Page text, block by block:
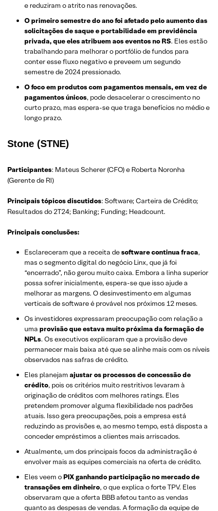
e reduziram o atrito nas renovações.
O primeiro semestre do ano foi afetado pelo aumento das
solicitações de saque e portabilidade em previdência
privada, que eles atribuem aos eventos no RS. Eles estão
trabalhando para melhorar o portfólio de fundos para
conter esse fluxo negativo e preveem um segundo
semestre de 2024 pressionado.
O foco em produtos com pagamentos mensais, em vez de
pagamentos únicos, pode desacelerar o crescimento no
curto prazo, mas espera-se que traga benefícios no médio e
longo prazo.
Stone (STNE)
Participantes: Mateus Scherer (CFO) e Roberta Noronha
(Gerente de RI)
Principais tópicos discutidos: Software; Carteira de Crédito;
Resultados do 2T24; Banking; Funding; Headcount.
Principais conclusões:
Esclareceram que a receita desoftware continua fraca,
mas o segmento digital do negócio Linx, que já foi
“encerrado”, não gerou muito caixa. Embora a linha superior
possa sofrer inicialmente, espera-se que isso ajude a
melhorar as margens. O desinvestimento em algumas
verticais de software é provável nos próximos 12 meses.
Os investidores expressaram preocupação com relação a
uma provisão que estava muito próxima da formação de
NPLs. Os executivos explicaram que a provisão deve
permanecer mais baixa até que se alinhe mais com os níveis
observados nas safras de crédito.
Eles planejam ajustar os processos de concessão de
crédito, pois os critérios muito restritivos levaram à
originação de créditos com melhores ratings. Eles
pretendem promover alguma flexibilidade nos padrões
atuais. Isso gera preocupações, pois a empresa está
reduzindo as provisões e, ao mesmo tempo, está disposta a
conceder empréstimos a clientes mais arriscados.
Atualmente, um dos principais focos da administração é
envolver mais as equipes comerciais na oferta de crédito.
Eles veem o PIX ganhando participação no mercado de
transações em dinheiro, o que explica o forte TPV. Eles
observaram que a oferta BBB afetou tanto as vendas
quanto as despesas de vendas. A formação da equipe de